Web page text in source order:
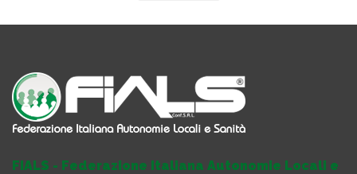
FIALS - Federazione Italiana Autonomie Locali e